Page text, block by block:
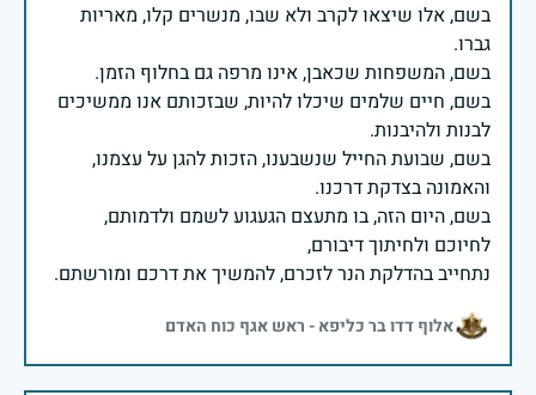
בשם, אלו שיצאו לקרב ולא שבו, מנשרים קלו, מאריות
בשם, חיים שלמים שיכלו להיות, שבזכותם אנו ממשיכים
בשם, שבועת החייל שנשבענו, הזכות להגן על עצמנו,
בשם, היום הזה, בו מתעצם הגעגוע לשמם ולדמותם,
נתחייב בהדלקת הנר לזכרם, להמשיך את דרכם ומורשתם.
אלוף דדו בר כליפא - ראש אגף כוח האדם